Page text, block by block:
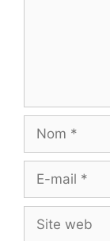
Nom
Site
web